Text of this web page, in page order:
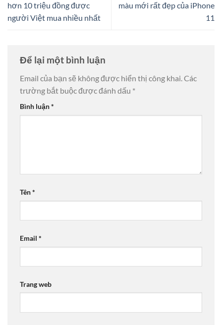
hơn 10 triệu đồng được
người Việt mua nhiều nhất
màu mới rất đẹp của iPhone
11
Để lại một bình luận
Email của bạn sẽ không được hiển thị công khai.Các
trường bắt buộc được đánh dấu *
Bình luận*
Tên*
Email *
Trang web